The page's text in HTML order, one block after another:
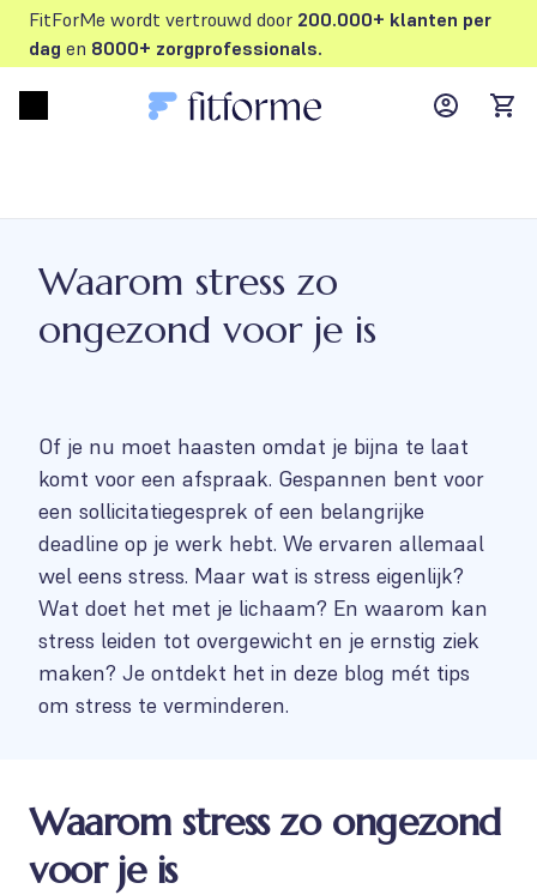
FitForMe wordt vertrouwd door 200.000+ klanten per
dag en 8000+ zorgprofessionals.
MyFFM
Waarom stress zo
ongezond voor je is
Of je nu moet haasten omdat je bijna te laat
komt voor een afspraak. Gespannen bent voor
een sollicitatiegesprek of een belangrijke
deadline op je werk hebt. We ervaren allemaal
wel eens stress. Maar wat is stress eigenlijk?
Wat doet het met je lichaam? En waarom kan
stress leiden tot overgewicht en je ernstig ziek
maken? Je ontdekt het in deze blog mét tips
om stress te verminderen.
Waarom stress zo ongezond
voor je is